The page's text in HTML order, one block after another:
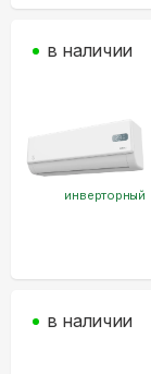
инверторный
в наличии
в наличии